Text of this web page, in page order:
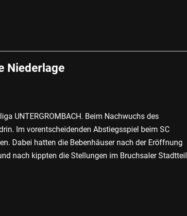
Niederlage
UNTERGROMBACH. Beim Nachwuchs des
Im vorentscheidenden Abstiegsspiel beim SC
Dabei hatten die Bebenhäuser nach der Eröffnung
nach kippten die Stellungen im Bruchsaler Stadtteil